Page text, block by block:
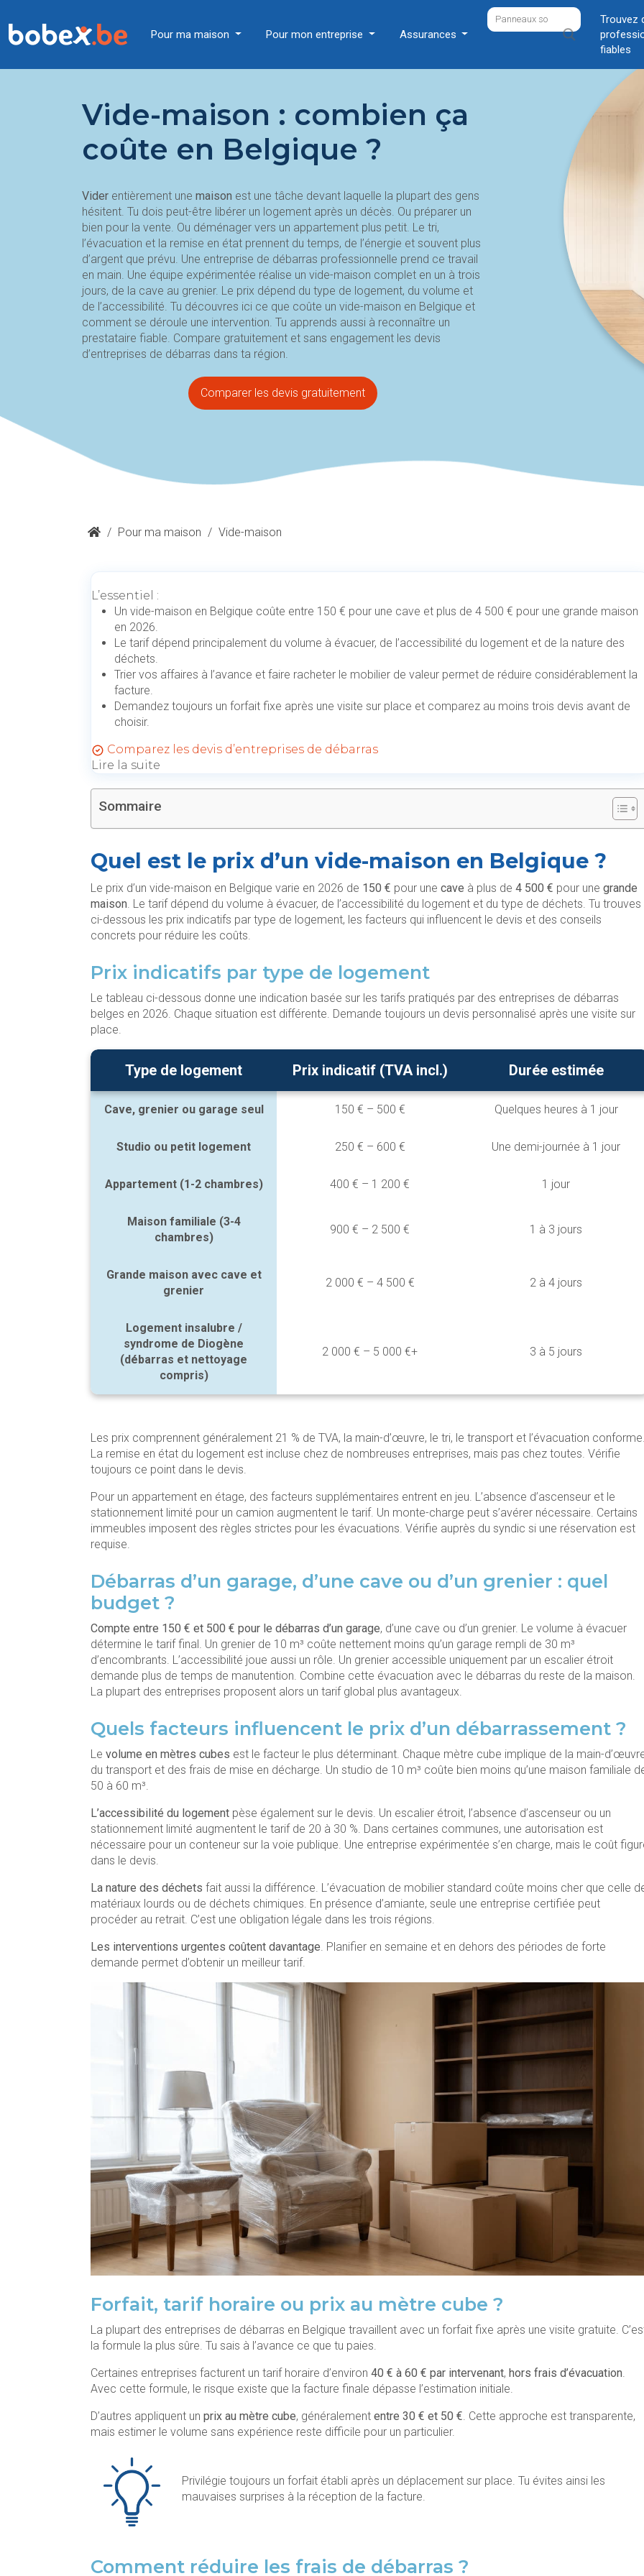
Pour ma maison Pour mon entreprise Assurances
Trouvez
fiables
Vide-maison : combien ça
coûte en Belgique ?
Vider entièrement une maison est une tâche devant laquelle la plupart des gens
hésitent. Tu dois peut-être libérer un logement après un décès. Ou préparer un
bien pour la vente. Ou déménager vers un appartement plus petit. Le tri,
l’évacuation et la remise en état prennent du temps, de l’énergie et souvent plus
d’argent que prévu. Une entreprise de débarras professionnelle prend ce travail
en main. Une équipe expérimentée réalise un vide-maison complet en un à trois
jours, de la cave au grenier. Le prix dépend du type de logement, du volume et
de l’accessibilité. Tu découvres ici ce que coûte un vide-maison en Belgique et
comment se déroule une intervention. Tu apprends aussi à reconnaître un
prestataire fiable. Compare gratuitement et sans engagement les devis
d’entreprises de débarras dans ta région.
Comparer les devis gratuitement
/ Pour ma maison / Vide-maison
L’essentiel :
Un vide-maison en Belgique coûte entre 150 € pour une cave et plus de 4 500 € pour une grande maison
en 2026.
Le tarif dépend principalement du volume à évacuer, de l’accessibilité du logement et de la nature des
déchets.
Trier vos affaires à l’avance et faire racheter le mobilier de valeur permet de réduire considérablement la
facture.
Demandez toujours un forfait fixe après une visite sur place et comparez au moins trois devis avant de
choisir.
Comparez les devis d’entreprises de débarras
Lire la suite
Sommaire
Quel est le prix d’un vide-maison en Belgique ?
Le prix d’un vide-maison en Belgique varie en 2026 de 150 € pour une cave à plus de 4 500 € pour une grande
maison. Le tarif dépend du volume à évacuer, de l’accessibilité du logement et du type de déchets. Tu trouves
ci-dessous les prix indicatifs par type de logement, les facteurs qui influencent le devis et des conseils
concrets pour réduire les coûts.
Prix indicatifs par type de logement
Le tableau ci-dessous donne une indication basée sur les tarifs pratiqués par des entreprises de débarras
belges en 2026. Chaque situation est différente. Demande toujours un devis personnalisé après une visite sur
place.
Type de logement Prix indicatif (TVA incl.) Durée estimée
Cave, grenier ou garage seul 150 € – 500 € Quelques heures à 1 jour
Studio ou petit logement 250 € – 600 € Une demi-journée à 1 jour
Appartement (1-2 chambres) 400 € – 1 200 € 1 jour
Maison familiale (3-4
chambres)
900 € – 2 500 € 1 à 3 jours
Grande maison avec cave et
grenier
2 000 € – 4 500 € 2 à 4 jours
Logement insalubre /
syndrome de Diogène
(débarras et nettoyage
compris)
2 000 € – 5 000 €+ 3 à 5 jours
Les prix comprennent généralement 21 % de TVA, la main-d’œuvre, le tri, le transport et l’évacuation
La remise en état du logement est incluse chez de nombreuses entreprises, mais pas chez toutes. Vérifie
toujours ce point dans le devis.
Pour un appartement en étage, des facteurs supplémentaires entrent en jeu. L’absence d’ascenseur et le
stationnement limité pour un camion augmentent le tarif. Un monte-charge peut s’avérer nécessaire. Certains
immeubles imposent des règles strictes pour les évacuations. Vérifie auprès du syndic si une réservation est
requise.
Débarras d’un garage, d’une cave ou d’un grenier : quel
budget ?
Compte entre 150 € et 500 € pour le débarras d’un garage, d’une cave ou d’un grenier. Le volume à évacuer
détermine le tarif final. Un grenier de 10 m³ coûte nettement moins qu’un garage rempli de 30 m³
d’encombrants. L’accessibilité joue aussi un rôle. Un grenier accessible uniquement par un escalier étroit
demande plus de temps de manutention. Combine cette évacuation avec le débarras du reste de la maison.
La plupart des entreprises proposent alors un tarif global plus avantageux.
Quels facteurs influencent le prix d’un débarrassement ?
Le volume en mètres cubes est le facteur le plus déterminant. Chaque mètre cube implique de la main-
du transport et des frais de mise en décharge. Un studio de 10 m³ coûte bien moins qu’une maison familiale
50 à 60 m³.
L’accessibilité du logement pèse également sur le devis. Un escalier étroit, l’absence d’ascenseur ou un
stationnement limité augmentent le tarif de 20 à 30 %. Dans certaines communes, une autorisation est
nécessaire pour un conteneur sur la voie publique. Une entreprise expérimentée s’en charge, mais le coût
dans le devis.
La nature des déchets fait aussi la différence. L’évacuation de mobilier standard coûte moins cher que celle
matériaux lourds ou de déchets chimiques. En présence d’amiante, seule une entreprise certifiée peut
procéder au retrait. C’est une obligation légale dans les trois régions.
Les interventions urgentes coûtent davantage. Planifier en semaine et en dehors des périodes de forte
demande permet d’obtenir un meilleur tarif.
Forfait, tarif horaire ou prix au mètre cube ?
La plupart des entreprises de débarras en Belgique travaillent avec un forfait fixe après une visite gratuite.
la formule la plus sûre. Tu sais à l’avance ce que tu paies.
Certaines entreprises facturent un tarif horaire d’environ 40 € à 60 € par intervenant, hors frais d’évacuation.
Avec cette formule, le risque existe que la facture finale dépasse l’estimation initiale.
D’autres appliquent un prix au mètre cube, généralement entre 30 € et 50 €. Cette approche est transparente,
mais estimer le volume sans expérience reste difficile pour un particulier.
Privilégie toujours un forfait établi après un déplacement sur place. Tu évites ainsi les
mauvaises surprises à la réception de la facture.
Comment réduire les frais de débarras ?